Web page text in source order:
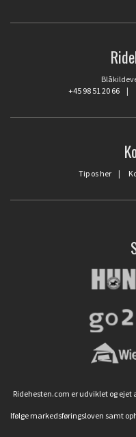
+45 98 51 20 66|
Tip os her |
Ridehesten.com er udviklet og ejet
Ifølge markedsføringsloven samt